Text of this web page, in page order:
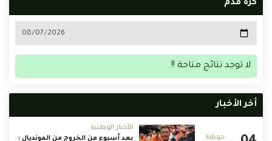
كرة قدم
لا توجد نتائج متاحة !!
أخر الأخبار
الأخبار الوطنية
بعد أسبوع من الخروج من المونديال :